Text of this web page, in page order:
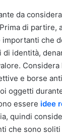
da
di partire,
importanti che
di identità,
Considera
e borse
oggetti
essere idee
quindi
che sono